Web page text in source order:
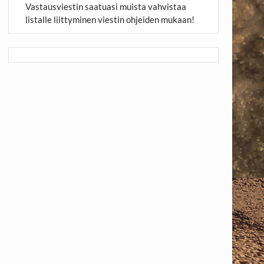
Vastausviestin saatuasi muista vahvistaa
listalle liittyminen viestin ohjeiden mukaan!